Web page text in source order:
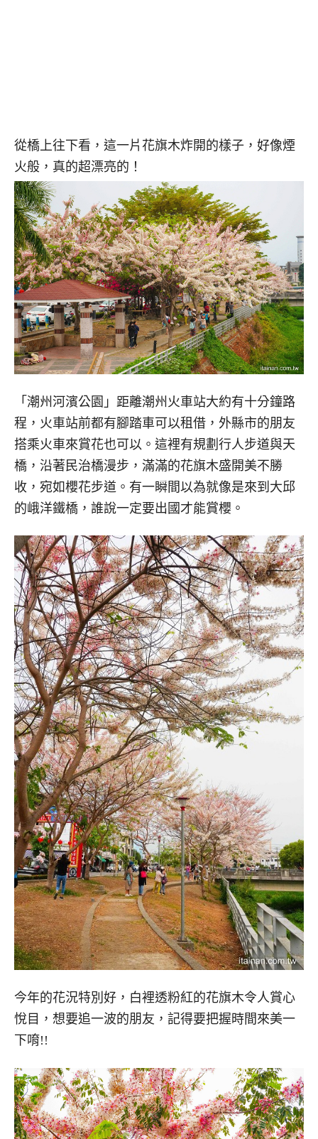
從橋上往下看，這一片花旗木炸開的樣子，好像煙
火般，真的超漂亮的！
「潮州河濱公園」距離潮州火車站大約有十分鐘路
程，火車站前都有腳踏車可以租借，外縣市的朋友
搭乘火車來賞花也可以。這裡有規劃行人步道與天
橋，沿著民治橋漫步，滿滿的花旗木盛開美不勝
收，宛如櫻花步道。有一瞬間以為就像是來到大邱
的峨洋鐵橋，誰說一定要出國才能賞櫻。
今年的花況特別好，白裡透粉紅的花旗木令人賞心
悅目，想要追一波的朋友，記得要把握時間來美一
下唷!!